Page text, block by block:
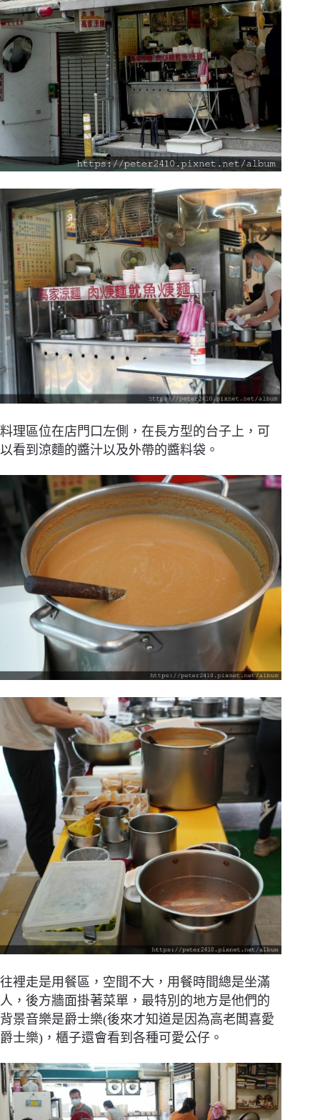
料理區位在店門口左側，在長方型的台子上，可
以看到涼麵的醬汁以及外帶的醬料袋。
往裡走是用餐區，空間不大，用餐時間總是坐滿
人，後方牆面掛著菜單，最特別的地方是他們的
背景音樂是爵士樂(後來才知道是因為高老闆喜愛
爵士樂)，櫃子還會看到各種可愛公仔。